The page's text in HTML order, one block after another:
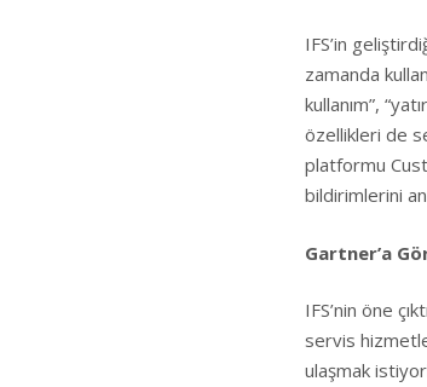
IFS’in
zamanda
kullanım”,
özellikleri de
platformu
bildirimlerini
Gartner’a
IFS’nin öne
servis
ulaşmak